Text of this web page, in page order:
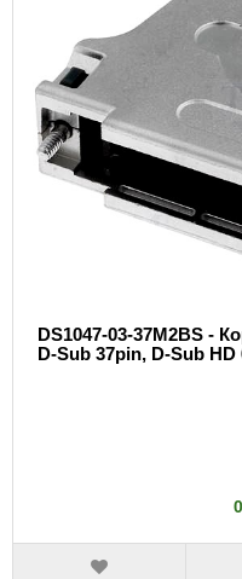
DS1047-03-37M2BS -
D-Sub 37pin, D-Sub